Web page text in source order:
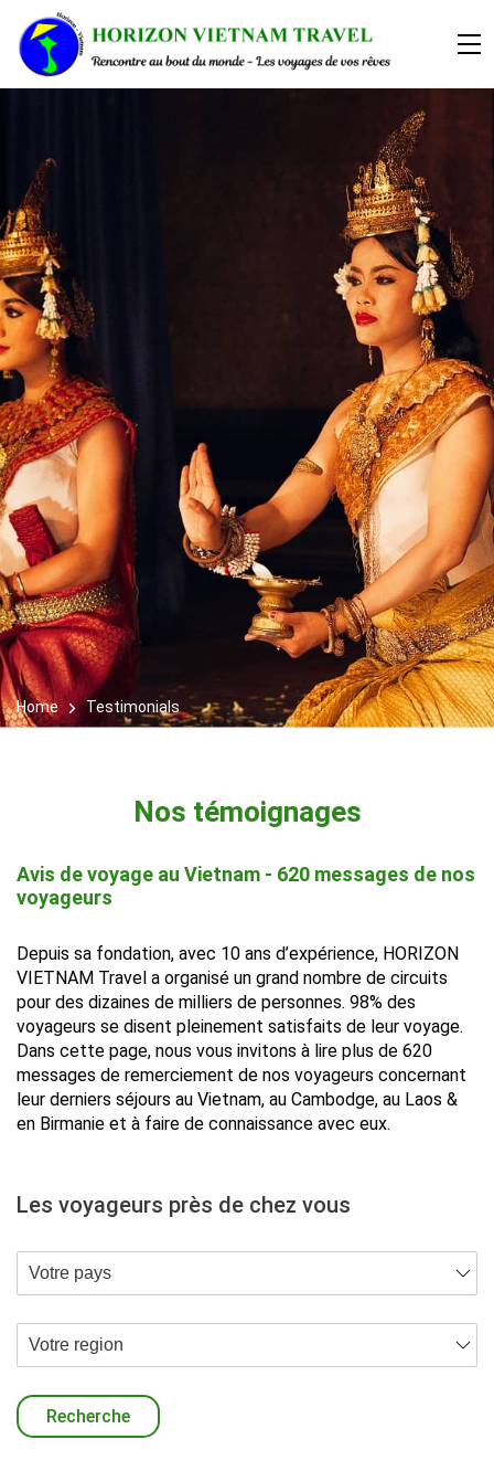
Home Testimonials
Nos témoignages
Avis de voyage au Vietnam - 620 messages de nos
voyageurs
Depuis sa fondation, avec 10 ans d’expérience, HORIZON
VIETNAM Travel a organisé un grand nombre de circuits
pour des dizaines de milliers de personnes. 98% des
voyageurs se disent pleinement satisfaits de leur voyage.
Dans cette page, nous vous invitons à lire plus de 620
messages de remerciement de nos voyageurs concernant
leur derniers séjours au Vietnam, au Cambodge, au Laos &
en Birmanie et à faire de connaissance avec eux.
Les voyageurs près de chez vous